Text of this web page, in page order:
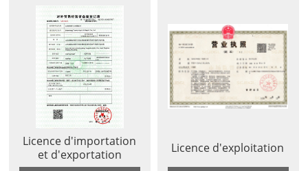
Licence d'importation
et d'exportation
Licence d'exploitation